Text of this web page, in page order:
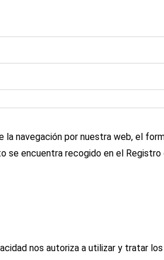
la navegación por nuestra web, el
se encuentra recogido en el
nos autoriza a utilizar y tratar